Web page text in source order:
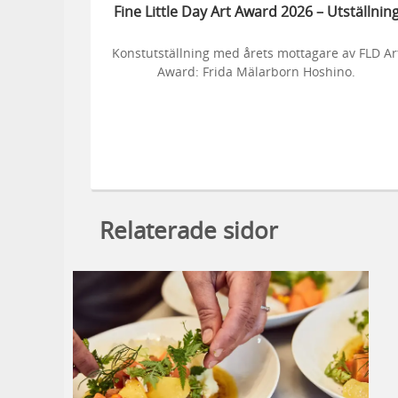
Fine Little Day Art Award 2026 –
Konstutställning med årets mottagare av FLD
Award: Frida Mälarborn Hoshino.
Relaterade sidor